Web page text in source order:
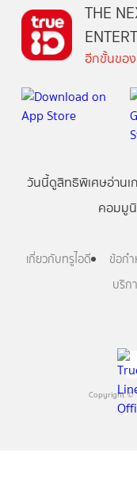
Copyright ©
THE
อีกขั้นขอ
วันนี้ดูสิทธิพิเศษอ่าน
คอมมู
เกี่ยวกับทรูไอดี ข้อกำ
บริก